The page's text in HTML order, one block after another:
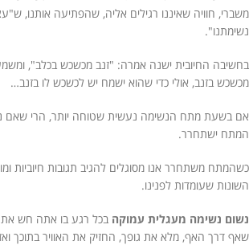
משברי, חוויה שאיננו רגילים אליה, שהפתיעה אותנו,
נשימתנו".
בחשיבה החיובית ישנה אמרה: "זנב מכשכש בכלב",
מכשכש בזנב, אולי כדי שהוא ישמח יש לכשכש לו בזנב…
אם בשעת מתח הנשימה נעשית שטוחה יותר, הרי שאם
המתח ישתחרר.
כשהמתח משתחרר אנו מסוגלים להגיב תגובות חיוביות
השונות שעומדות לפנינו.
נשום נשימה מעגלית עמוקה בכל רגע בו אתה חש
שאף דרך האף, מלא את גופך, החזיק את האוויר בתוכך